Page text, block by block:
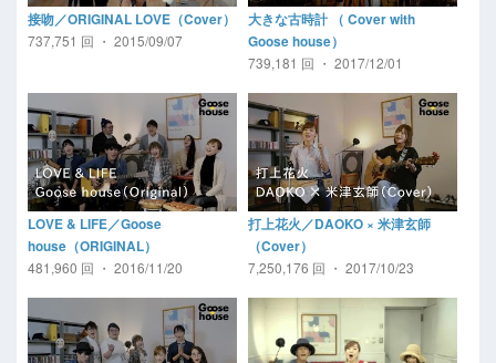
接吻／ORIGINAL LOVE（Cover）
737,751 回 ・ 2015/09/07
大きな古時計 （ Cover with
Goose house）
739,181 回 ・ 2017/12/01
LOVE & LIFE／Goose
house（ORIGINAL）
481,960 回 ・ 2016/11/20
打上花火／DAOKO × 米津玄師
（Cover）
7,250,176 回 ・ 2017/10/23